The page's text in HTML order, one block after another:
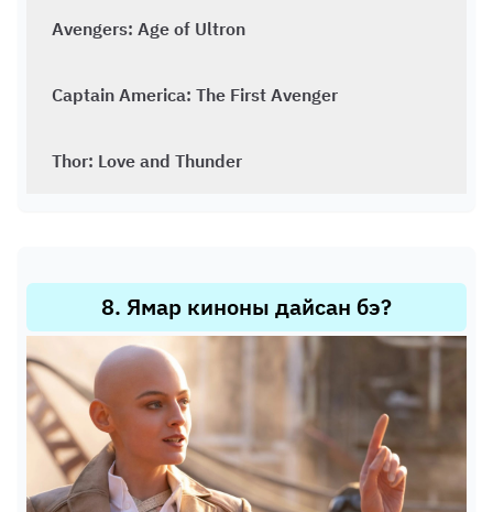
Avengers: Age of Ultron
Captain America: The First Avenger
Thor: Love and Thunder
8. Ямар киноны дайсан бэ?